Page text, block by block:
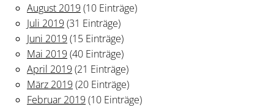
August 2019 (10 Einträge)
Juli 2019 (31 Einträge)
Juni 2019 (15 Einträge)
Mai 2019 (40 Einträge)
April 2019 (21 Einträge)
März 2019 (20 Einträge)
Februar 2019 (10 Einträge)